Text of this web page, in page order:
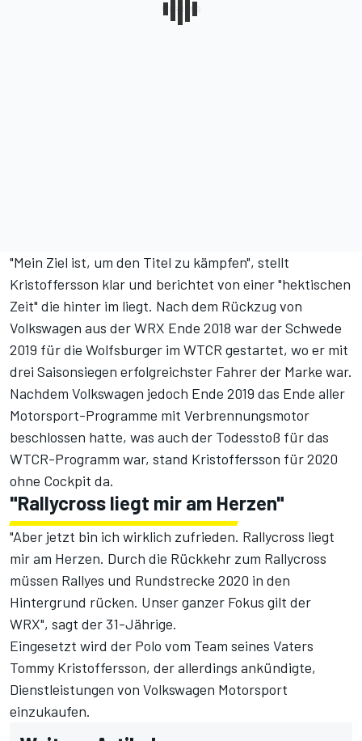
"Mein Ziel ist, um den Titel zu kämpfen", stellt
Kristoffersson klar und berichtet von einer "hektischen
Zeit" die hinter im liegt. Nach dem Rückzug von
Volkswagen aus der WRX Ende 2018 war der Schwede
2019 für die Wolfsburger im WTCR gestartet, wo er mit
drei Saisonsiegen erfolgreichster Fahrer der Marke war.
Nachdem Volkswagen jedoch Ende 2019 das Ende aller
Motorsport-Programme mit Verbrennungsmotor
beschlossen hatte, was auch der Todesstoß für das
WTCR-Programm war, stand Kristoffersson für 2020
ohne Cockpit da.
"Rallycross liegt mir am Herzen"
"Aber jetzt bin ich wirklich zufrieden. Rallycross liegt
mir am Herzen. Durch die Rückkehr zum Rallycross
müssen Rallyes und Rundstrecke 2020 in den
Hintergrund rücken. Unser ganzer Fokus gilt der
WRX", sagt der 31-Jährige.
Eingesetzt wird der Polo vom Team seines Vaters
Tommy Kristoffersson, der allerdings ankündigte,
Dienstleistungen von Volkswagen Motorsport
einzukaufen.